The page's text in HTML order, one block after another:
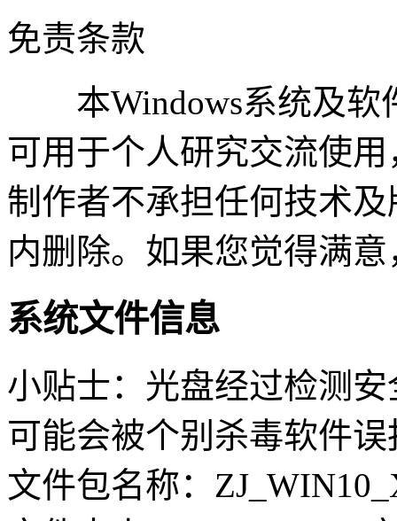
免责条款
本Windows系统及软
可用于个人研究交流使
制作者不承担任何技术
内删除。如果您觉得满
系统文件信息
小贴士：光盘经过检测
可能会被个别杀毒软件
文件包名称：